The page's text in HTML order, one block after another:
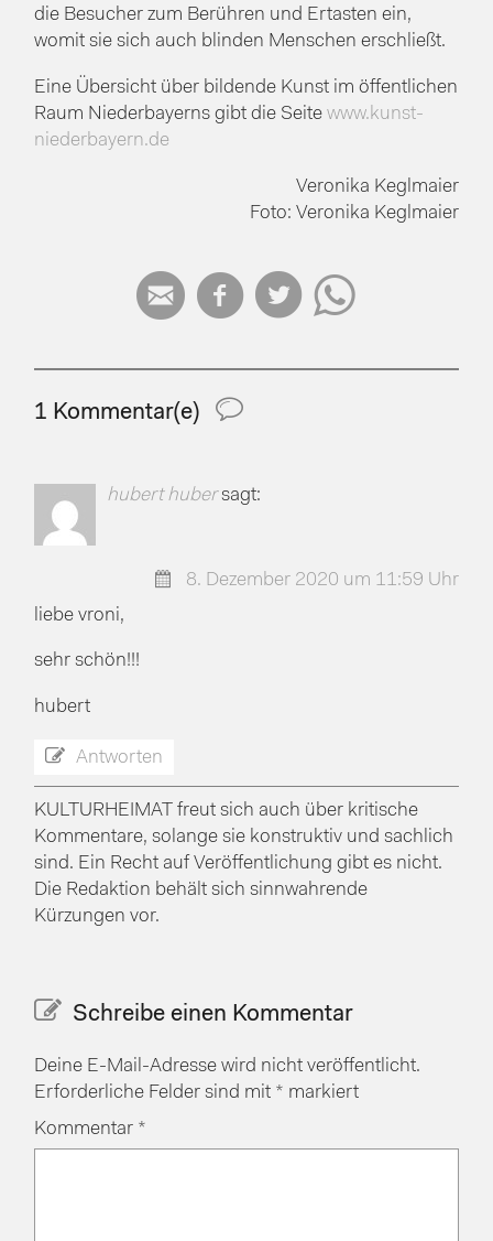
die Besucher zum Berühren und Ertasten ein,
womit sie sich auch blinden Menschen erschließt.
Eine Übersicht über bildende Kunst im öffentlichen
Raum Niederbayerns gibt die Seitewww.kunst-
niederbayern.de
Veronika Keglmaier
Foto: Veronika Keglmaier
   
1 Kommentar(e)
hubert huber sagt:
8. Dezember 2020 um 11:59 Uhr
liebe vroni,
sehr schön!!!
hubert
Antworten
KULTURHEIMAT freut sich auch über kritische
Kommentare, solange sie konstruktiv und sachlich
sind. Ein Recht auf Veröffentlichung gibt es nicht.
Die Redaktion behält sich sinnwahrende
Kürzungen vor.
Schreibe einen Kommentar
Deine E-Mail-Adresse wird nicht veröffentlicht.
Erforderliche Felder sind mit * markiert
Kommentar *